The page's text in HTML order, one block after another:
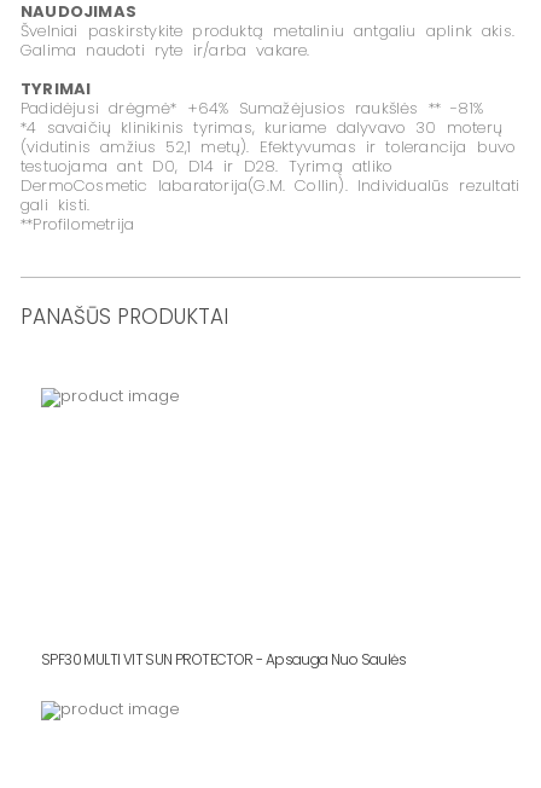
NAUDOJIMAS
Švelniai paskirstykite produktą metaliniu antgaliu aplink akis.
Galima naudoti ryte ir/arba vakare.
TYRIMAI
Padidėjusi drėgmė* +64% Sumažėjusios raukšlės ** -81%
*4 savaičių klinikinis tyrimas, kuriame dalyvavo 30 moterų
(vidutinis amžius 52,1 metų). Efektyvumas ir tolerancija buvo
testuojama ant D0, D14 ir D28. Tyrimą atliko
DermoCosmetic labaratorija(G.M. Collin). Individualūs rezultati
gali kisti.
**Profilometrija
PANAŠŪS PRODUKTAI
SPF30 MULTI VIT SUN PROTECTOR - Apsauga Nuo Saulės